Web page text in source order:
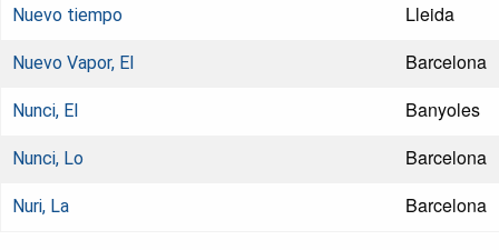
Nuevo tiempo Lleida
Nuevo Vapor, El Barcelona
Nunci, El Banyoles
Nunci, Lo Barcelona
Nuri, La Barcelona